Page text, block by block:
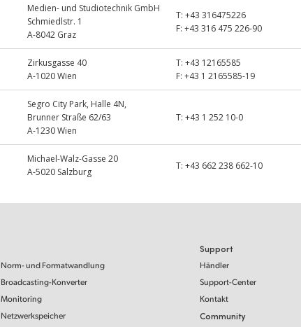
Medien- und Studiotechnik GmbH
Schmiedlstr. 1
A-8042 Graz
T:+43 316475226
F:+43 316 475 226-90
Zirkusgasse 40
A-1020 Wien
T:+43 12165585
F:+43 1 2165585-19
Segro City Park, Halle 4N,
Brunner Straße 62/63
A-1230 Wien
T:+43 1 252 10-0
Michael-Walz-Gasse 20
A-5020 Salzburg
T:+43 662 238 662-10
Norm- und Formatwandlung
Broadcasting-Konverter
Monitoring
Netzwerkspeicher
Support
Händler
Support-Center
Kontakt
Community